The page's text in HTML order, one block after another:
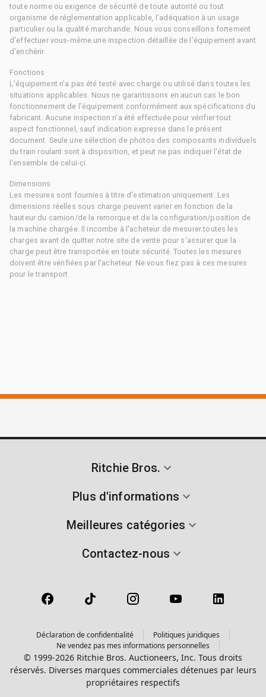
toute norme ou exigence de sécurité de toute autorité ou tout
organisme de réglementation applicable, l'adéquation à un usage
particulier ou la qualité marchande. Nous vous conseillons fortement
d'effectuer vous-même une inspection détaillée de l'équipement avant
d'enchérir.
Fonctions
L'équipement n'a pas été testé avec charge ou utilisé dans toutes les
situations applicables. Nous ne garantissons en aucun cas le bon
fonctionnement de l'équipement conformément aux spécifications du
fabricant. Aucune inspection n'a été effectuée pour vérifier tout
aspect fonctionnel, sauf indication expresse dans le présent
document. Seule une sélection de photos des composants individuels
du train roulant sont à disposition, et peut ne pas indiquer l'état de
l'ensemble de celui-ci.
Dimensions
Les mesures sont fournies à titre d'estimation uniquement. Les
dimensions réelles sous charge peuvent varier en fonction de la
hauteur du camion/de la remorque et de la configuration/position de
la machine chargée. Il incombe à l'acheteur de mesurer toutes les
charges avant de quitter notre site de vente pour s'assurer que la
charge peut être transportée en toute sécurité. Toutes les mesures
doivent être vérifiées par l'acheteur. Ne vous fiez pas à ces mesures
pour le transport.
Ritchie Bros.
Plus d'informations
Meilleures catégories
Contactez-nous
Déclaration de confidentialité
Politiques juridiques
Ne vendez pas mes informations personnelles
© 1999-2026 Ritchie Bros. Auctioneers, Inc. Tous droits
réservés. Diverses marques commerciales détenues par leurs
propriétaires respectifs